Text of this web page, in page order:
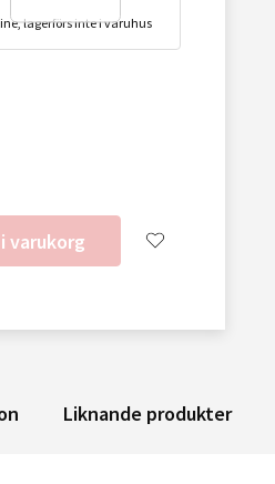
lagerförs inte i varuhus
varukorg
Liknande produkter